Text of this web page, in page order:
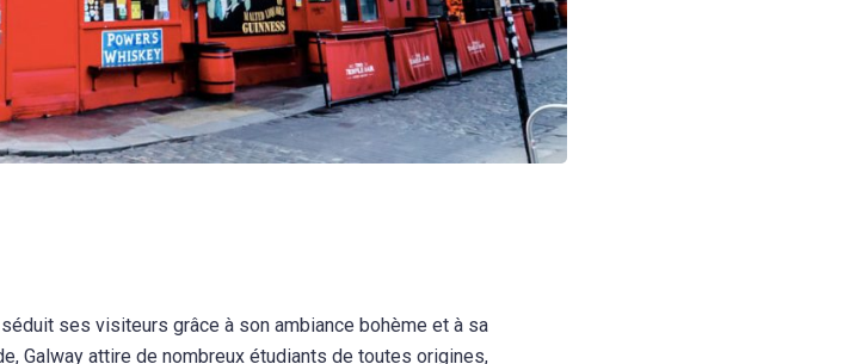
ses visiteurs grâce à son ambiance bohème et à sa
Galway attire de nombreux étudiants de toutes origines,